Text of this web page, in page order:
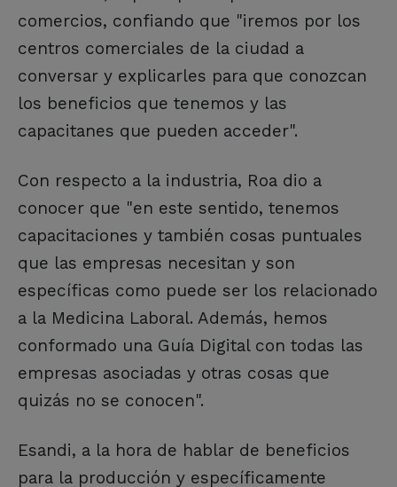
comercios, confiando que "iremos por los
centros comerciales de la ciudad a
conversar y explicarles para que conozcan
los beneficios que tenemos y las
capacitanes que pueden acceder".
Con respecto a la industria, Roa dio a
conocer que "en este sentido, tenemos
capacitaciones y también cosas puntuales
que las empresas necesitan y son
específicas como puede ser los relacionado
a la Medicina Laboral. Además, hemos
conformado una Guía Digital con todas las
empresas asociadas y otras cosas que
quizás no se conocen".
Esandi, a la hora de hablar de beneficios
para la producción y específicamente